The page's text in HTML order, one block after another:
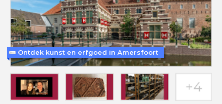
Ontdek kunst en erfgoed in Amersfoort